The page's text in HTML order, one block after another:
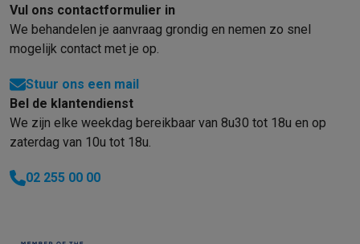
Vul ons contactformulier in
We behandelen je aanvraag grondig en nemen zo snel
mogelijk contact met je op.
Stuur ons een mail
Bel de klantendienst
We zijn elke weekdag bereikbaar van 8u30 tot 18u en op
zaterdag van 10u tot 18u.
02 255 00 00